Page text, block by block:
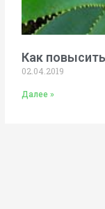
Как
02.04.2019
Далее »